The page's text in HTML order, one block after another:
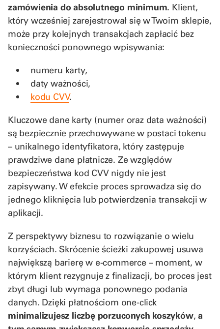
zamówienia do absolutnego minimum. Klient,
który wcześniej zarejestrował się w Twoim sklepie,
może przy kolejnych transakcjach zapłacić bez
konieczności ponownego wpisywania:
numeru karty,
daty ważności,
kodu CVV.
Kluczowe dane karty (numer oraz data ważności)
są bezpiecznie przechowywane w postaci tokenu
– unikalnego identyfikatora, który zastępuje
prawdziwe dane płatnicze. Ze względów
bezpieczeństwa kod CVV nigdy nie jest
zapisywany. W efekcie proces sprowadza się do
jednego kliknięcia lub potwierdzenia transakcji w
aplikacji.
Z perspektywy biznesu to rozwiązanie o wielu
korzyściach. Skrócenie ścieżki zakupowej usuwa
największą barierę w e-commerce – moment, w
którym klient rezygnuje z finalizacji, bo proces jest
zbyt długi lub wymaga ponownego podania
danych. Dzięki płatnościom one-click
minimalizujesz liczbę porzuconych koszyków, a